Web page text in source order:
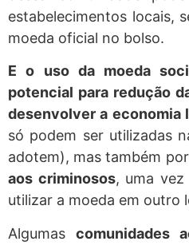
estabelecimentos locais,
moeda oficial no bolso.
E o uso da moeda
potencial para redução
desenvolver a economia
só podem ser utilizadas
adotem), mas também
aos criminosos, uma vez
utilizar a moeda em outro
Algumas comunidades